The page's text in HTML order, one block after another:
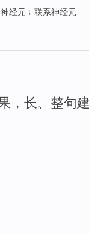
经元﹔联系神经元
，长、整句